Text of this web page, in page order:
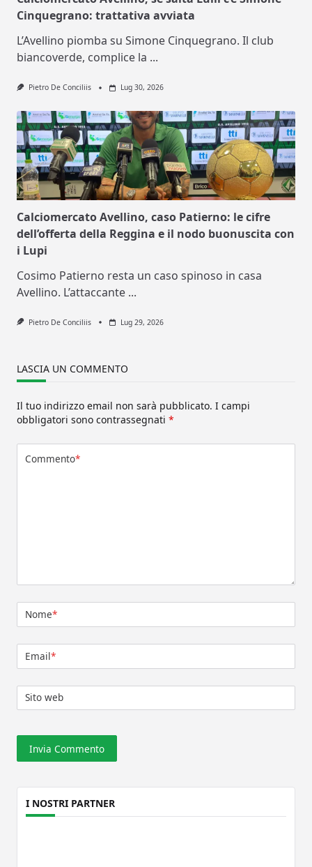
Cinquegrano: trattativa avviata
L’Avellino piomba su Simone Cinquegrano. Il club
biancoverde, complice la ...
Pietro De Conciliis Lug 30, 2026
Calciomercato Avellino, caso Patierno: le cifre
dell’offerta della Reggina e il nodo buonuscita con
i Lupi
Cosimo Patierno resta un caso spinoso in casa
Avellino. L’attaccante ...
Pietro De Conciliis Lug 29, 2026
LASCIA UN COMMENTO
Il tuo indirizzo email non sarà pubblicato. I campi
obbligatori sono contrassegnati *
Commento*
Nome*
Email*
Sito web
I NOSTRI PARTNER